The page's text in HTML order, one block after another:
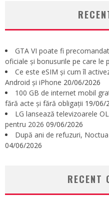
GTA VI poate fi
oficiale și bonusurile pe care le
Ce este eSIM și cum îl
Android și iPhone 20/06/2026
100 GB de internet mobil
fără acte și fără obligații 19/06/
LG lansează televizoarele
pentru 2026 09/06/2026
După ani de refuzuri,
04/06/2026
RECENT